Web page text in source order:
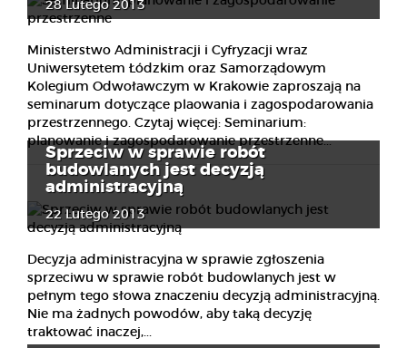
28 Lutego 2013
Ministerstwo Administracji i Cyfryzacji wraz
Uniwersytetem Łódzkim oraz Samorządowym
Kolegium Odwoławczym w Krakowie zaproszają na
seminarum dotyczące plaowania i zagospodarowania
przestrzennego. Czytaj więcej: Seminarium:
planowanie i zagospodarowanie przestrzenne...
Sprzeciw w sprawie robót
budowlanych jest decyzją
administracyjną
22 Lutego 2013
Decyzja administracyjna w sprawie zgłoszenia
sprzeciwu w sprawie robót budowlanych jest w
pełnym tego słowa znaczeniu decyzją administracyjną.
Nie ma żadnych powodów, aby taką decyzję
traktować inaczej,...